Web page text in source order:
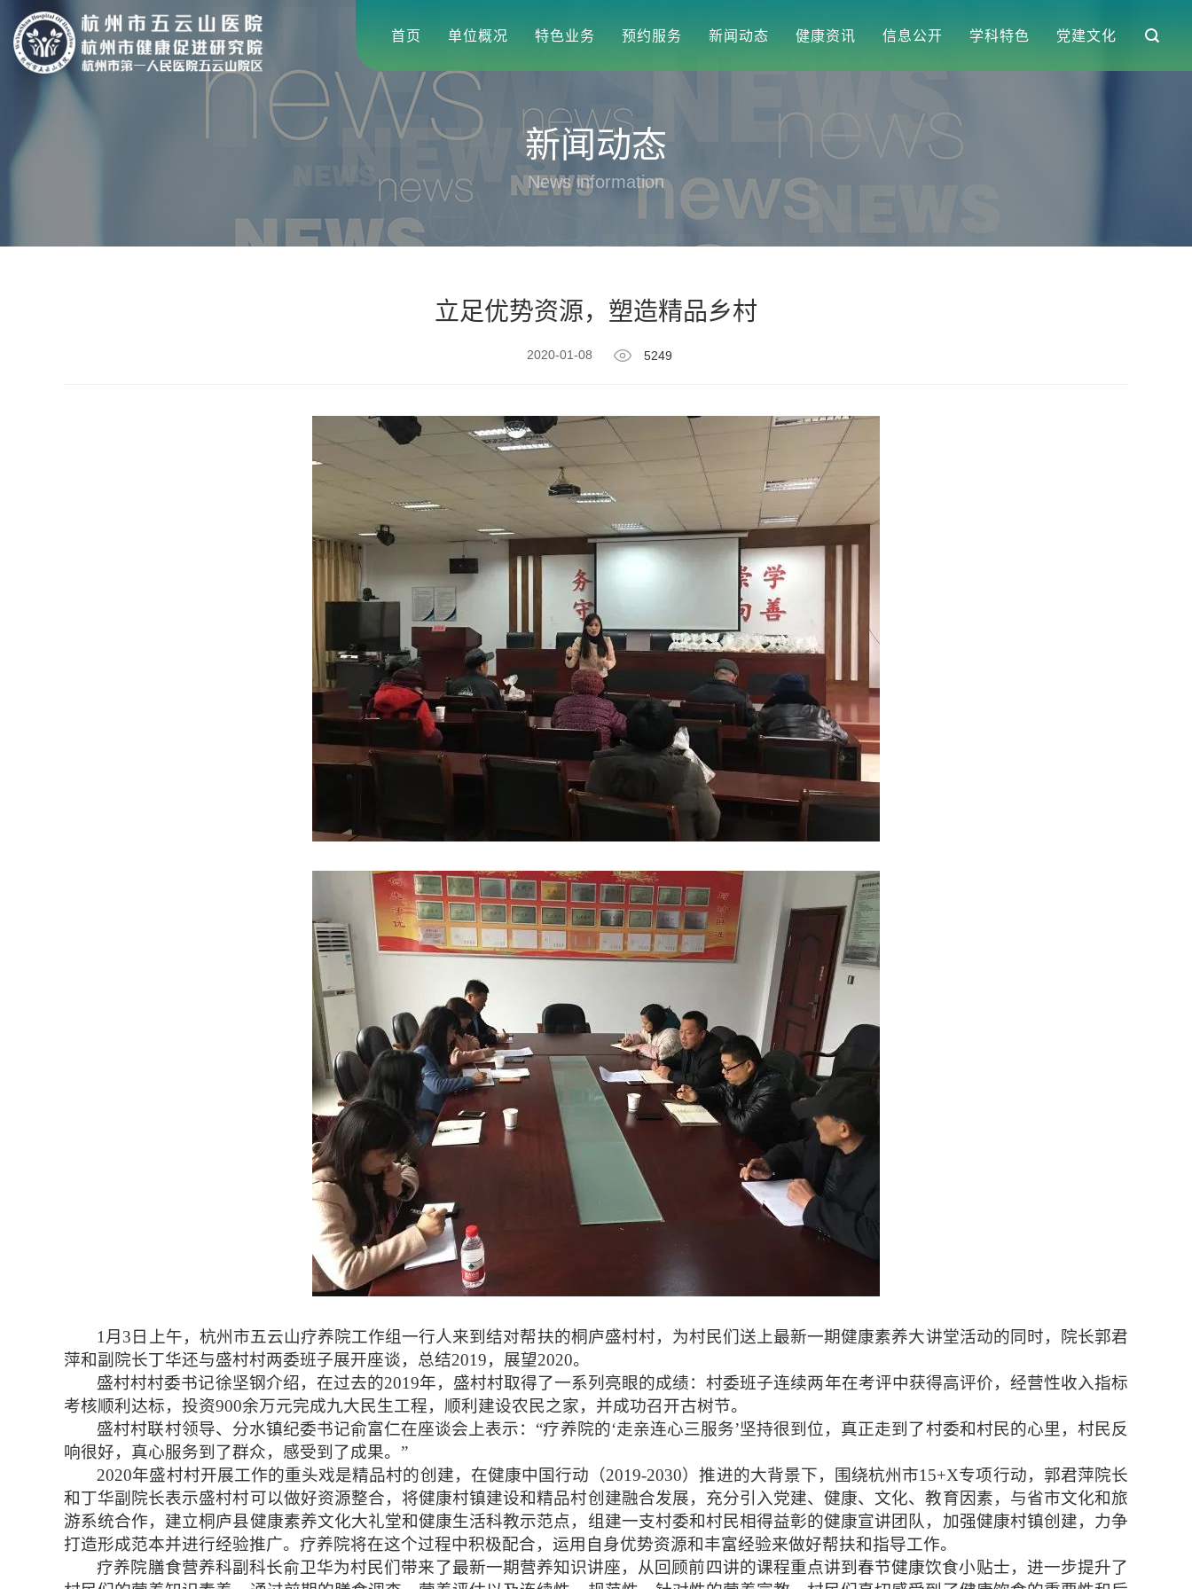
首页 单位概况 特色业务 预约服务 新闻动态 健康资讯 信息公开 学科特色 党建文化
新闻动态
News information
立足优势资源，塑造精品乡村
2020-01-08 5249
1月 3 日上午，杭州市五云山疗养院工作组一行人来到结对帮扶的桐庐盛村村，为村民们送上最新一期健康素养大讲堂活动的同时，院长郭君
萍和副院长丁华还与盛村村两委班子展开座谈，总结2019，展望2020。
盛村村村委书记徐坚钢介绍，在过去的2019年，盛村村取得了一系列亮眼的成绩：村委班子连续两年在考评中获得高评价，经营性收入指标
考核顺利达标，投资900余万元完成九大民生工程，顺利建设农民之家，并成功召开古树节。
盛村村联村领导、分水镇纪委书记俞富仁在座谈会上表示：“疗养院的‘走亲连心三服务’坚持很到位，真正走到了村委和村民的心里，村民反
响很好，真心服务到了群众，感受到了成果。”
2020年盛村村开展工作的重头戏是精品村的创建，在健康中国行动（2019-2030）推进的大背景下，围绕杭州市15+X专项行动，郭君萍院长
和丁华副院长表示盛村村可以做好资源整合，将健康村镇建设和精品村创建融合发展，充分引入党建、健康、文化、教育因素，与省市文化和旅
游系统合作，建立桐庐县健康素养文化大礼堂和健康生活科教示范点，组建一支村委和村民相得益彰的健康宣讲团队，加强健康村镇创建，力争
打造形成范本并进行经验推广。疗养院将在这个过程中积极配合，运用自身优势资源和丰富经验来做好帮扶和指导工作。
疗养院膳食营养科副科长俞卫华为村民们带来了最新一期营养知识讲座，从回顾前四讲的课程重点讲到春节健康饮食小贴士，进一步提升了